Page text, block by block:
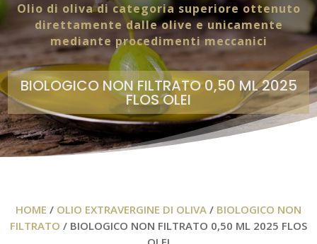
Olio di oliva di categoria superiore ottenuto
direttamente dalle olive e unicamente
mediante procedimenti meccanici
BIOLOGICO NON FILTRATO 0,50 ML 2025
FLOS OLEI
HOME / OLIO EXTRAVERGINE DI OLIVA / BIOLOGICO NON
FILTRATO / BIOLOGICO NON FILTRATO 0,50 ML 2025 FLOS